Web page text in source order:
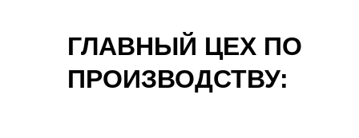
ГЛАВНЫЙ ЦЕХ ПО
ПРОИЗВОДСТВУ: